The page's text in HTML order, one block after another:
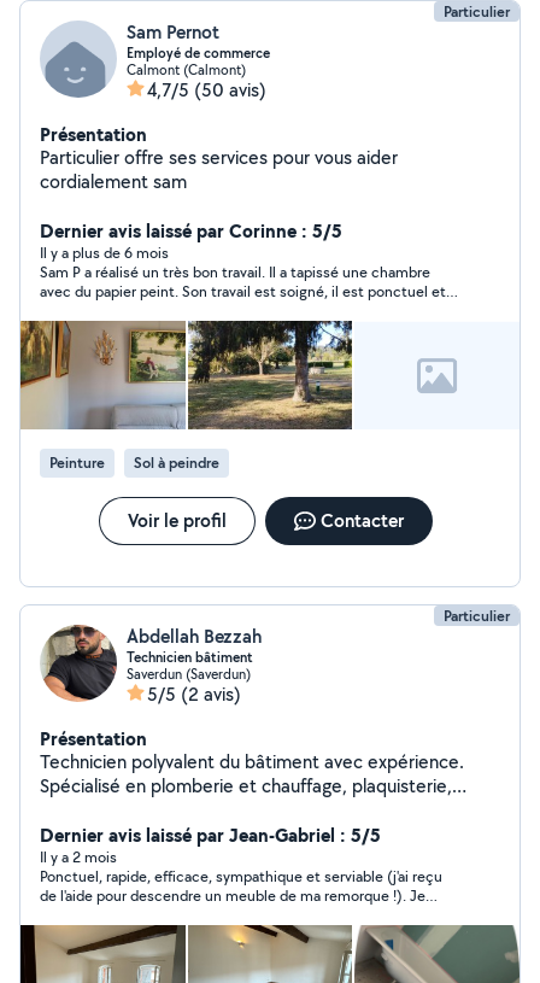
Particulier
Sam Pernot
Employé de commerce
Calmont (Calmont)
4,7/5 (50 avis)
Présentation
Particulier offre ses services pour vous aider
cordialement sam
Dernier avis laissé par Corinne : 5/5
Il y a plus de 6 mois
Sam P a réalisé un très bon travail. Il a tapissé une chambre
avec du papier peint. Son travail est soigné, il est ponctuel et
d’autres travaux. Je vous le recommande vivement.
Peinture Sol à peindre
Voir le profil Contacter
Particulier
Abdellah Bezzah
Technicien bâtiment
Saverdun (Saverdun)
5/5 (2 avis)
Présentation
Technicien polyvalent du bâtiment avec expérience.
Spécialisé en plomberie et chauffage, plaquisterie,
vos besoins.
Dernier avis laissé par Jean-Gabriel : 5/5
Il y a 2 mois
Ponctuel, rapide, efficace, sympathique et serviable (j'ai reçu
de l'aide pour descendre un meuble de ma remorque !). Je